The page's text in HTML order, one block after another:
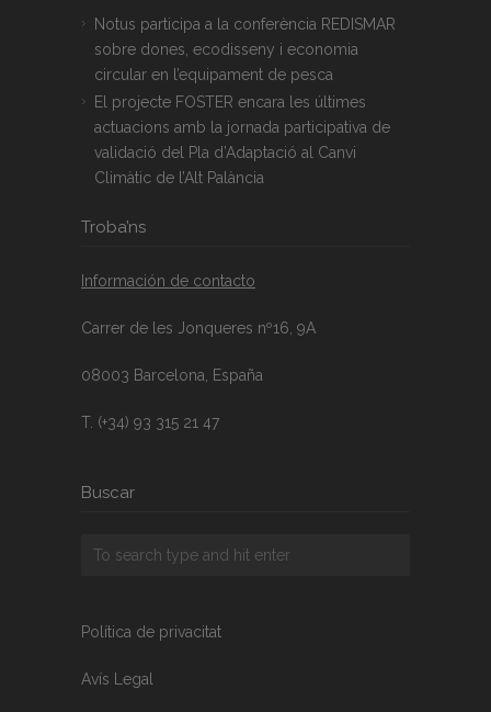
Notus participa a la conferència REDISMAR
sobre dones, ecodisseny i economia
circular en l’equipament de pesca
El projecte FOSTER encara les últimes
actuacions amb la jornada participativa de
validació del Pla d’Adaptació al Canvi
Climàtic de l’Alt Palància
Troba’ns
Información de contacto
Carrer de les Jonqueres nº16, 9A
08003 Barcelona, España
T. (+34) 93 315 21 47
Buscar
Política de privacitat
Avís Legal